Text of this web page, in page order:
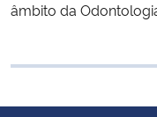
âmbito da